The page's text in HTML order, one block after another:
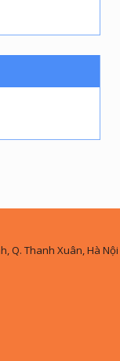
Q. Thanh Xuân, Hà Nội